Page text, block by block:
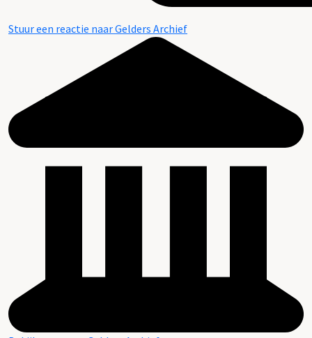
Stuur een reactie naar Gelders Archief